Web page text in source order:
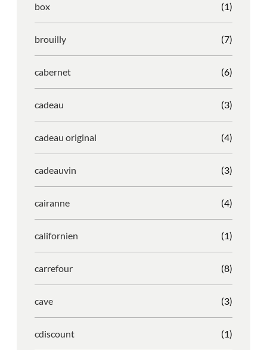
box (1)
brouilly (7)
cabernet (6)
cadeau (3)
cadeau original (4)
cadeauvin (3)
cairanne (4)
californien (1)
carrefour (8)
cave (3)
cdiscount (1)